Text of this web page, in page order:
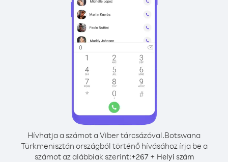
Hívhatja a számot a Viber tárcsázóval.Botswana
Türkmenisztán országból történő hívásához írja be a
számot az alábbiak szerint:+267+ Helyi szám